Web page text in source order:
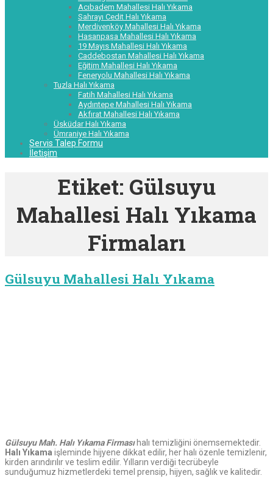
Acıbadem Mahallesi Halı Yıkama
Sahrayı Cedit Halı Yıkama
Merdivenköy Mahallesi Halı Yıkama
Hasanpaşa Mahallesi Halı Yıkama
19 Mayıs Mahallesi Halı Yıkama
Caddebostan Mahallesi Halı Yıkama
Eğitim Mahallesi Halı Yıkama
Feneryolu Mahallesi Halı Yıkama
Tuzla Halı Yıkama
Fatih Mahallesi Halı Yıkama
Aydıntepe Mahallesi Halı Yıkama
Akfırat Mahallesi Halı Yıkama
Üsküdar Halı Yıkama
Ümraniye Halı Yıkama
Servis Talep Formu
İletişim
Etiket: Gülsuyu
Mahallesi Halı Yıkama
Firmaları
Gülsuyu Mahallesi Halı Yıkama
GülsuyuMah. Halı Yıkama Firmasıhalı temizliğini önemsemektedir.
Halı Yıkama işleminde hijyene dikkat edilir, her halı özenle temizlenir,
kirden arındırılır ve teslim edilir. Yılların verdiği tecrübeyle
sunduğumuz hizmetlerdeki temel prensip, hijyen, sağlık ve kalitedir.